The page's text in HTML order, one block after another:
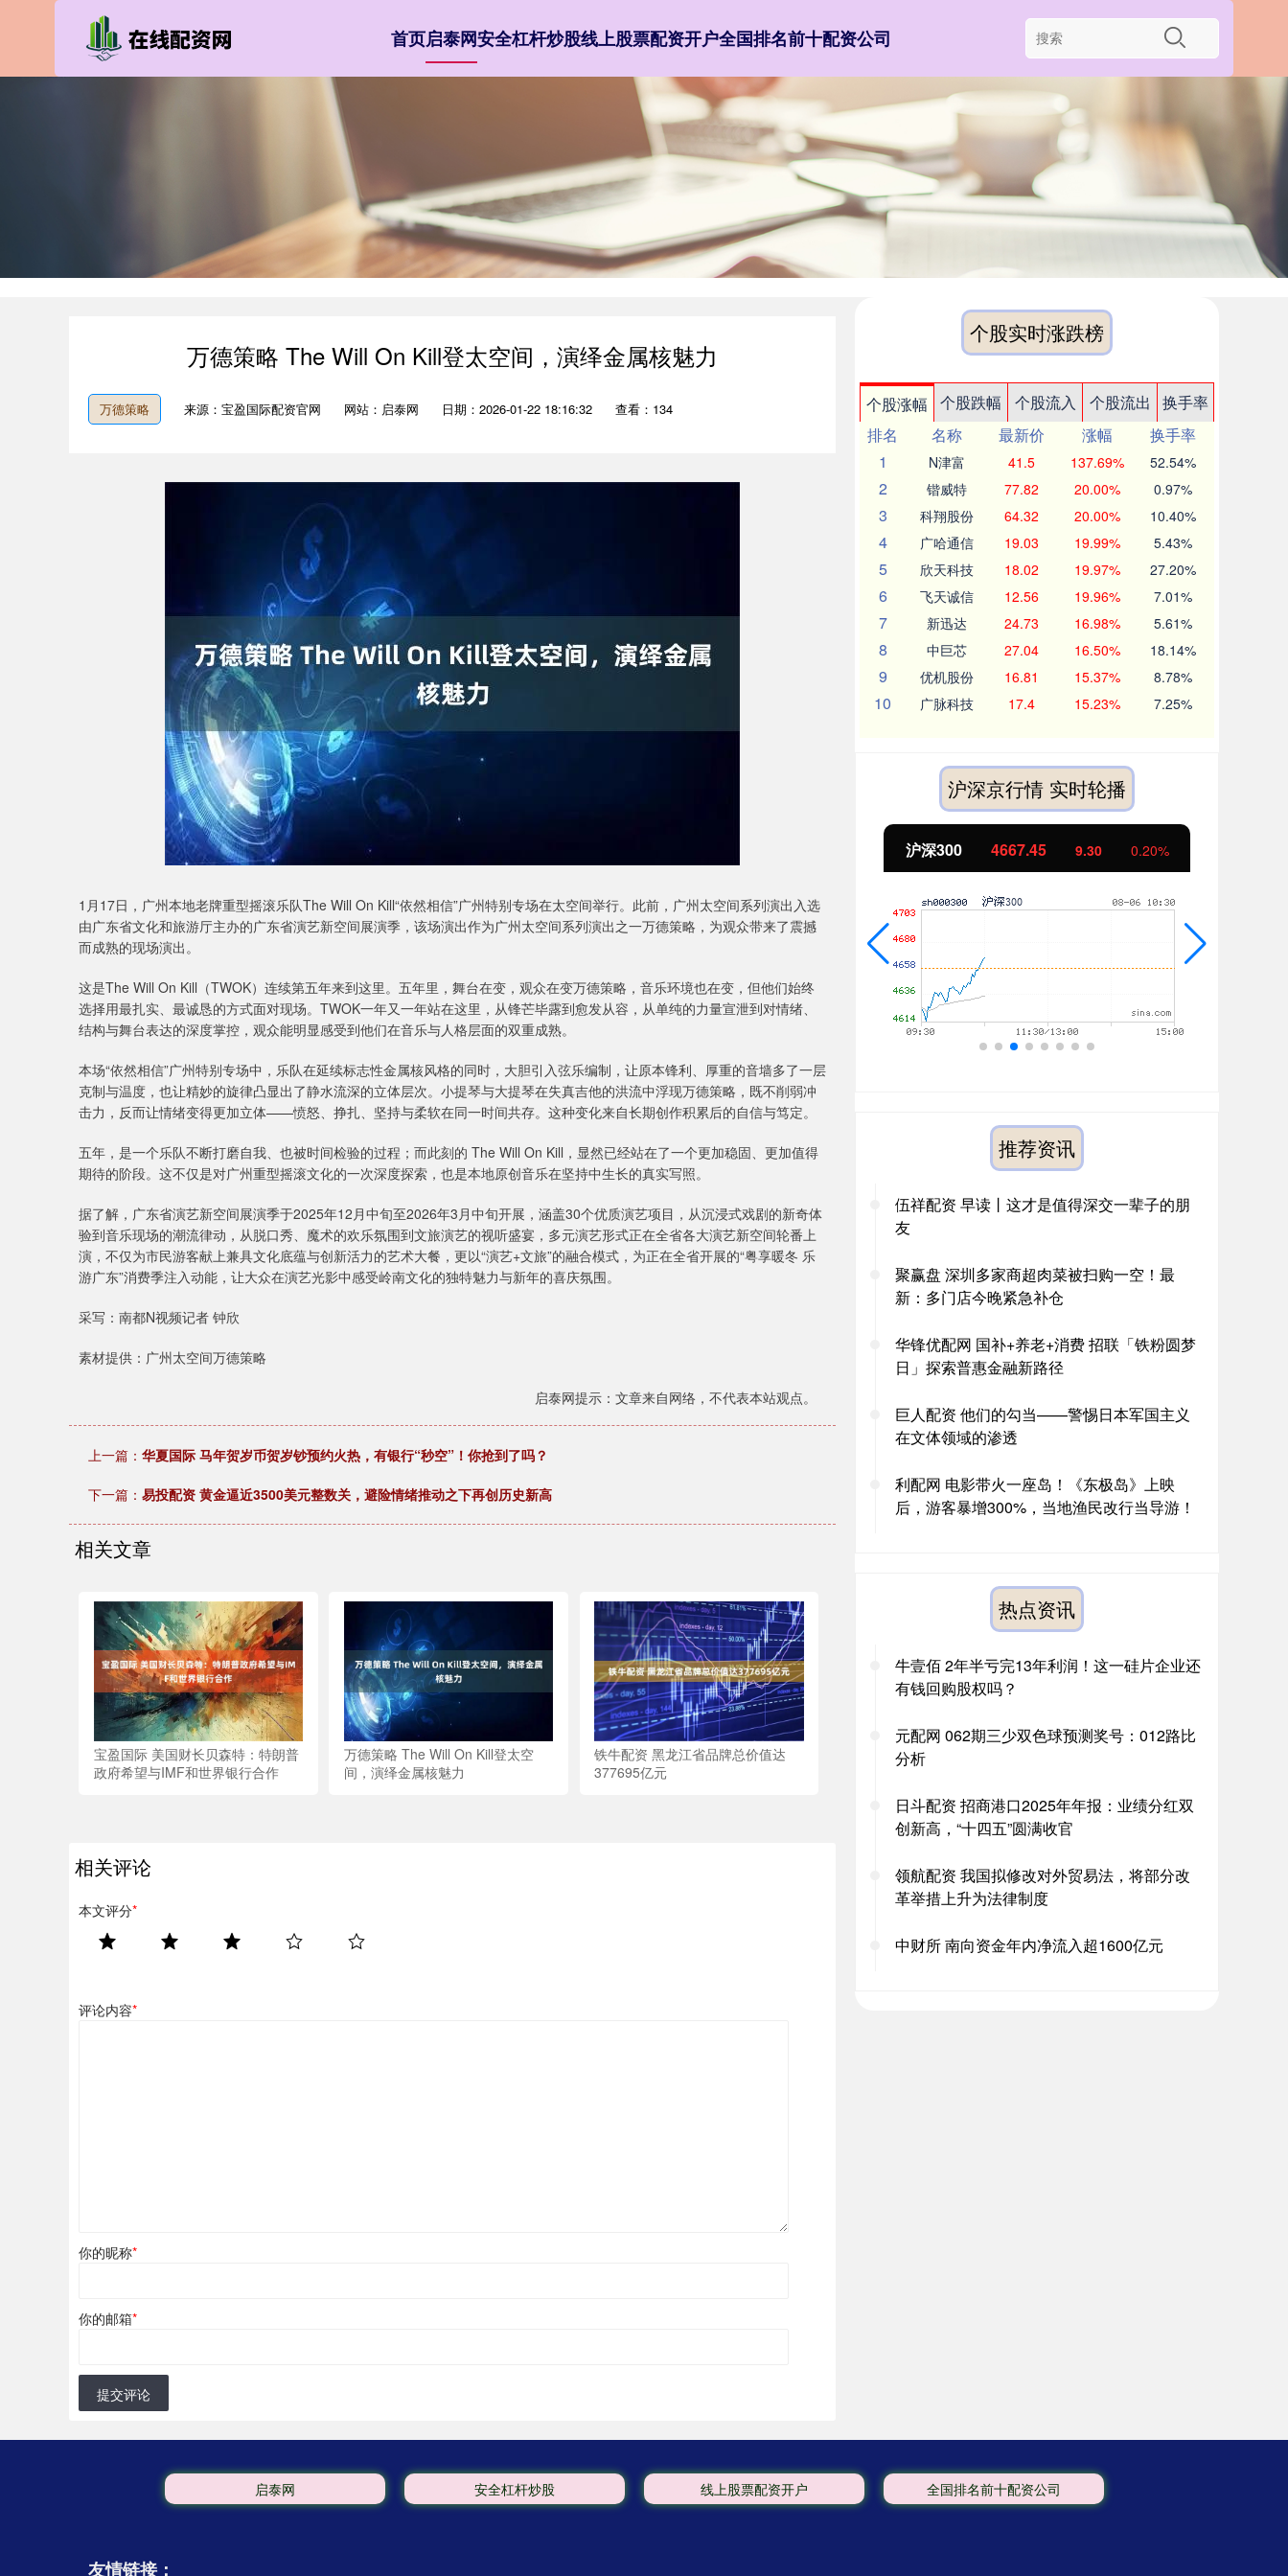
首页启泰网安全杠杆炒股线上股票配资开户全国排名前十配资公司
万德策略 The Will On Kill登太空间，演绎金属核魅力
万德策略 来源：宝盈国际配资官网 网站：启泰网 日期：2026-01-22 18:16:32 查看：134
1月17日，广州本地老牌重型摇滚乐队The Will On Kill“依然相信”广州特别专场在太空间举行。此前，广州太空间系列演出入选
由广东省文化和旅游厅主办的广东省演艺新空间展演季，该场演出作为广州太空间系列演出之一万德策略，为观众带来了震撼
而成熟的现场演出。
这是The Will On Kill（TWOK）连续第五年来到这里。五年里，舞台在变，观众在变万德策略，音乐环境也在变，但他们始终
选择用最扎实、最诚恳的方式面对现场。TWOK一年又一年站在这里，从锋芒毕露到愈发从容，从单纯的力量宣泄到对情绪、
结构与舞台表达的深度掌控，观众能明显感受到他们在音乐与人格层面的双重成熟。
本场“依然相信”广州特别专场中，乐队在延续标志性金属核风格的同时，大胆引入弦乐编制，让原本锋利、厚重的音墙多了一层
克制与温度，也让精妙的旋律凸显出了静水流深的立体层次。小提琴与大提琴在失真吉他的洪流中浮现万德策略，既不削弱冲
击力，反而让情绪变得更加立体——愤怒、挣扎、坚持与柔软在同一时间共存。这种变化来自长期创作积累后的自信与笃定。
五年，是一个乐队不断打磨自我、也被时间检验的过程；而此刻的 The Will On Kill，显然已经站在了一个更加稳固、更加值得
期待的阶段。这不仅是对广州重型摇滚文化的一次深度探索，也是本地原创音乐在坚持中生长的真实写照。
据了解，广东省演艺新空间展演季于2025年12月中旬至2026年3月中旬开展，涵盖30个优质演艺项目，从沉浸式戏剧的新奇体
验到音乐现场的潮流律动，从脱口秀、魔术的欢乐氛围到文旅演艺的视听盛宴，多元演艺形式正在全省各大演艺新空间轮番上
演，不仅为市民游客献上兼具文化底蕴与创新活力的艺术大餐，更以“演艺+文旅”的融合模式，为正在全省开展的“粤享暖冬 乐
游广东”消费季注入动能，让大众在演艺光影中感受岭南文化的独特魅力与新年的喜庆氛围。
采写：南都N视频记者 钟欣
素材提供：广州太空间万德策略
启泰网提示：文章来自网络，不代表本站观点。
上一篇： 华夏国际 马年贺岁币贺岁钞预约火热，有银行“秒空”！你抢到了吗？
下一篇： 易投配资 黄金逼近3500美元整数关，避险情绪推动之下再创历史新高
相关文章
宝盈国际 美国财长贝森特：特朗普
政府希望与IMF和世界银行合作
万德策略 The Will On Kill登太空
间，演绎金属核魅力
铁牛配资 黑龙江省品牌总价值达
377695亿元
相关评论
本文评分*
评论内容*
你的昵称*
你的邮箱*
提交评论
个股实时涨跌榜
个股涨幅 个股跌幅 个股流入 个股流出
换手率
排名
名称 最新价 涨幅
换手率
1
N津富 41.5 137.69% 52.54%
2 锴威特 77.82 20.00% 0.97%
3 科翔股份 64.32 20.00% 10.40%
4 广哈通信 19.03 19.99% 5.43%
5 欣天科技 18.02 19.97% 27.20%
6 飞天诚信 12.56 19.96% 7.01%
7 新迅达 24.73 16.98% 5.61%
8 中巨芯 27.04 16.50% 18.14%
9 优机股份 16.81 15.37% 8.78%
10 广脉科技 17.4 15.23% 7.25%
沪深京行情 实时轮播
上证指数 3895.45 17.02 沪深300 4667.45 9.30 0.20%
推荐资讯
伍祥配资 早读丨这才是值得深交一辈子的朋
友
聚赢盘 深圳多家商超肉菜被扫购一空！最
新：多门店今晚紧急补仓
华锋优配网 国补+养老+消费 招联「铁粉圆梦
日」探索普惠金融新路径
巨人配资 他们的勾当——警惕日本军国主义
在文体领域的渗透
利配网 电影带火一座岛！《东极岛》上映
后，游客暴增300%，当地渔民改行当导游！
热点资讯
牛壹佰 2年半亏完13年利润！这一硅片企业还
有钱回购股权吗？
元配网 062期三少双色球预测奖号：012路比
分析
日斗配资 招商港口2025年年报：业绩分红双
创新高，“十四五”圆满收官
领航配资 我国拟修改对外贸易法，将部分改
革举措上升为法律制度
中财所 南向资金年内净流入超1600亿元
启泰网 安全杠杆炒股 线上股票配资开户 全国排名前十配资公司
友情链接：